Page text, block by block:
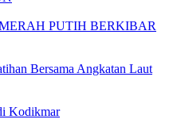
PUTIH BERKIBAR
Bersama Angkatan Laut
Kodikmar